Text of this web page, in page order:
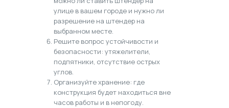
улице в вашем городе и нужно ли
разрешение на штендер на
выбранном месте.
Решите вопрос устойчивости и
безопасности: утяжелители,
подпятники, отсутствие острых
углов.
Организуйте хранение: где
конструкция будет находиться вне
часов работы и в непогоду.